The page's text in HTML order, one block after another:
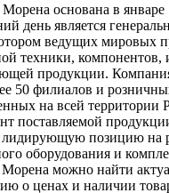
основана в январе
день является
ведущих мировых
техники, компонентов,
продукции.
50 филиалов и
на всей
поставляемой
лидирующую позицию на
оборудования и
можно найти
о ценах и наличии